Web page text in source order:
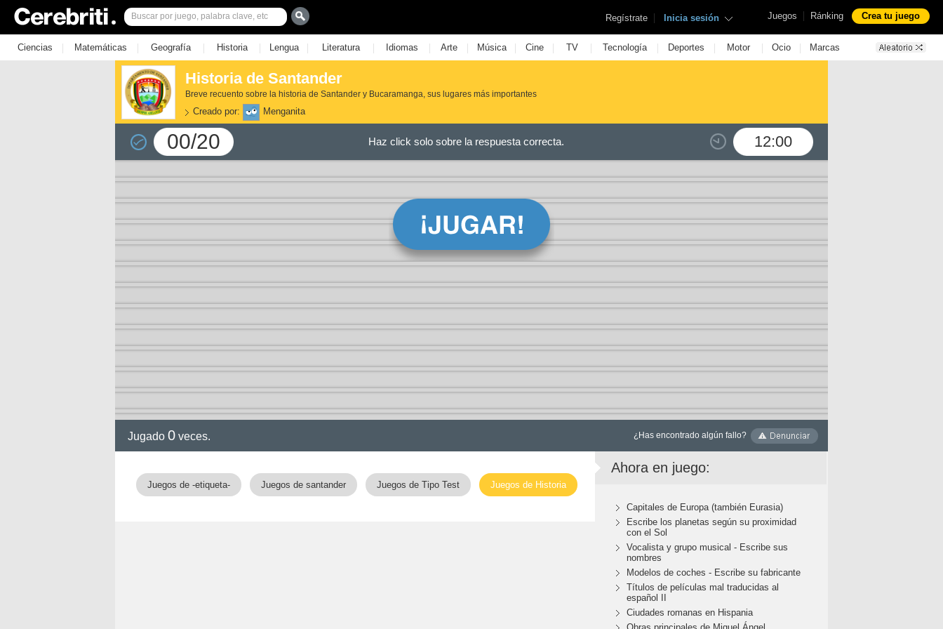
Juegos | Ránking Crea tu juego
Regístrate | Inicia sesión
Ciencias | Matemáticas | Geografía | Historia | Lengua | Literatura | Idiomas | Arte | Música | Cine | TV | Tecnología | Deportes | Motor | Ocio | Marcas
Historia de Santander
Breve recuento sobre la historia de Santander y Bucaramanga, sus lugares más importantes
Creado por: Menganita
00/20 12:00
Haz click solo sobre la respuesta correcta.
Jugado 0 veces. ¿Has encontrado algún fallo?
Juegos de -etiqueta- Juegos de santander Juegos de Tipo Test Juegos de Historia
Ahora en juego:
Capitales de Europa (también Eurasia)
Escribe los planetas según su proximidad
con el Sol
Vocalista y grupo musical - Escribe sus
nombres
Modelos de coches - Escribe su fabricante
Títulos de películas mal traducidas al
español II
Ciudades romanas en Hispania